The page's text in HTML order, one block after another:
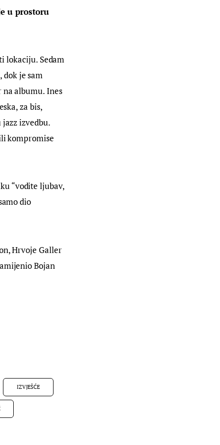
u prostoru
lokaciju. Sedam
je sam
na albumu. Ines
za bis,
izvedbu.
kompromise
“vodite ljubav,
dio
Hrvoje Galler
Bojan
IZVJEŠĆE